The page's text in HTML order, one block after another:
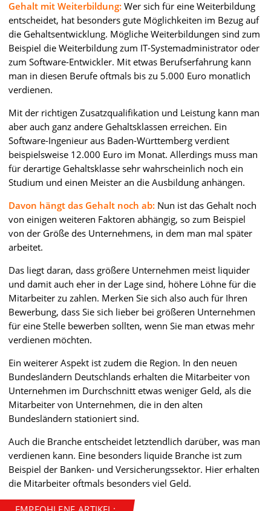
Gehalt mit Weiterbildung: Wer sich für eine Weiterbildung
entscheidet, hat besonders gute Möglichkeiten im Bezug auf
die Gehaltsentwicklung. Mögliche Weiterbildungen sind zum
Beispiel die Weiterbildung zum IT-Systemadministrator oder
zum Software-Entwickler. Mit etwas Berufserfahrung kann
man in diesen Berufe oftmals bis zu 5.000 Euro monatlich
verdienen.
Mit der richtigen Zusatzqualifikation und Leistung kann man
aber auch ganz andere Gehaltsklassen erreichen. Ein
Software-Ingenieur aus Baden-Württemberg verdient
beispielsweise 12.000 Euro im Monat. Allerdings muss man
für derartige Gehaltsklasse sehr wahrscheinlich noch ein
Studium und einen Meister an die Ausbildung anhängen.
Davon hängt das Gehalt noch ab: Nun ist das Gehalt noch
von einigen weiteren Faktoren abhängig, so zum Beispiel
von der Größe des Unternehmens, in dem man mal später
arbeitet.
Das liegt daran, dass größere Unternehmen meist liquider
und damit auch eher in der Lage sind, höhere Löhne für die
Mitarbeiter zu zahlen. Merken Sie sich also auch für Ihren
Bewerbung, dass Sie sich lieber bei größeren Unternehmen
für eine Stelle bewerben sollten, wenn Sie man etwas mehr
verdienen möchten.
Ein weiterer Aspekt ist zudem die Region. In den neuen
Bundesländern Deutschlands erhalten die Mitarbeiter von
Unternehmen im Durchschnitt etwas weniger Geld, als die
Mitarbeiter von Unternehmen, die in den alten
Bundesländern stationiert sind.
Auch die Branche entscheidet letztendlich darüber, was man
verdienen kann. Eine besonders liquide Branche ist zum
Beispiel der Banken- und Versicherungssektor. Hier erhalten
die Mitarbeiter oftmals besonders viel Geld.